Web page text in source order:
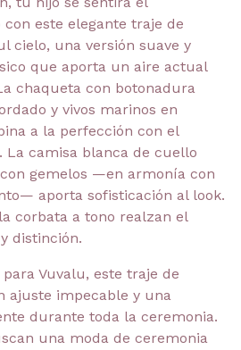
este elegante traje de
cielo, una versión suave y
que aporta un aire actual
chaqueta con botonadura
y vivos marinos en
a la perfección con el
La camisa blanca de cuello
gemelos —en armonía con
aporta sofisticación al look.
corbata a tono realzan el
distinción.
Vuvalu, este traje de
ajuste impecable y una
durante toda la ceremonia.
una moda de ceremonia